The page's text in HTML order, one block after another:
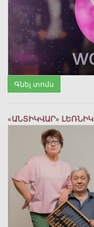
Գնել տոմս
«ԱՆՏԻԿՎԱՐ» ԼԵՌՆԻԿ